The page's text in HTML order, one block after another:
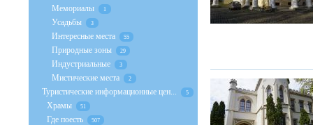
Мемориалы 1
Усадьбы 3
Интересные места 55
Природные зоны 29
Индустриальные 3
Мистические места 2
Туристические информационные цен... 5
Храмы 51
Где поесть 507